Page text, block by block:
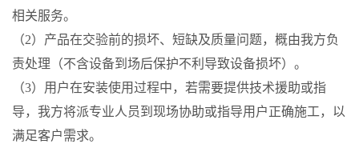
相关服务。
（2）产品在交验前的损坏、短缺及质量问题，概由我方负
责处理（不含设备到场后保护不利导致设备损坏）。
（3）用户在安装使用过程中，若需要提供技术援助或指
导，我方将派专业人员到现场协助或指导用户正确施工，以
满足客户需求。